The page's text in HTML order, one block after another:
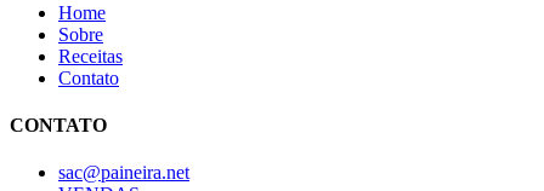
Home
Sobre
Receitas
Contato
CONTATO
sac@paineira.net